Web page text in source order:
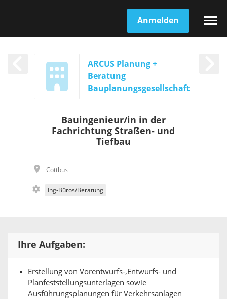
Anmelden
ARCUS Planung +
Beratung
Bauplanungsgesellschaft
Bauingenieur/in in der
Fachrichtung Straßen- und
Tiefbau
Cottbus
Ing-Büros/Beratung
Ihre Aufgaben:
Erstellung von Vorentwurfs-,Entwurfs- und
Planfeststellungsunterlagen sowie
Ausführungsplanungen für Verkehrsanlagen